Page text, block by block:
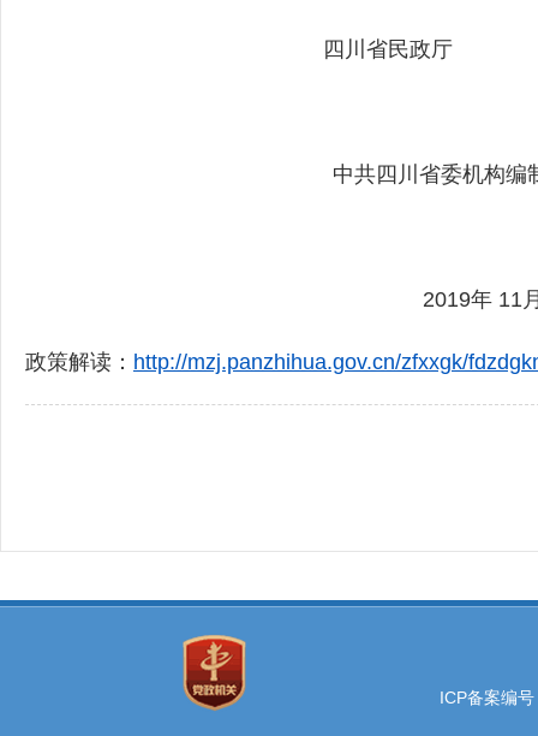
四川省民政厅 中
中共四川省委机构编
2019年 11
政策解读： http://mzj.panzhihua.gov.cn/zfxxgk/
ICP备案编